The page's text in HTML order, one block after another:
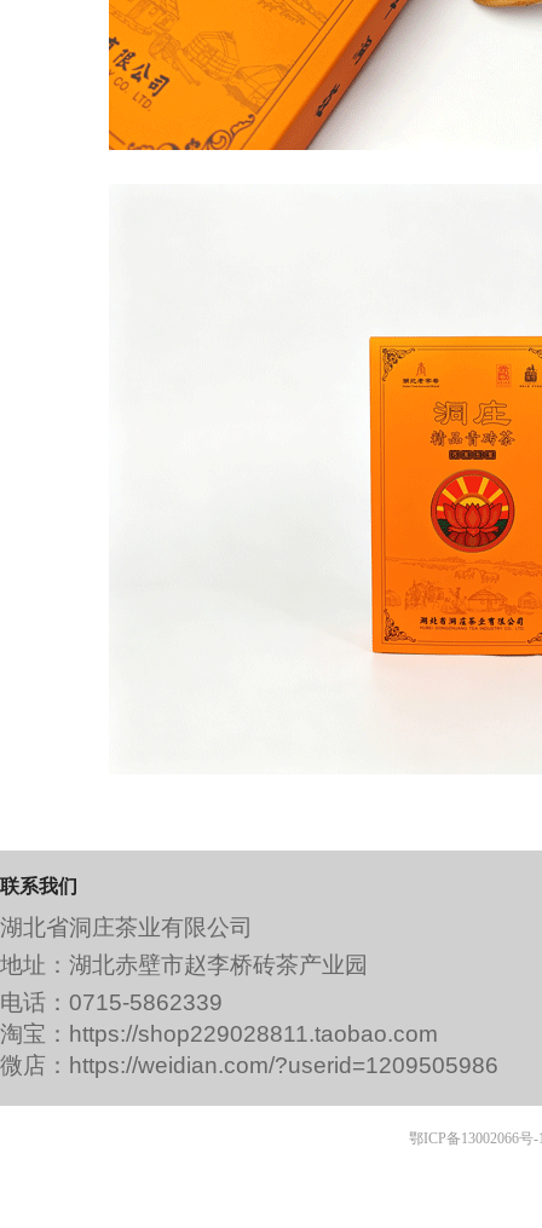
联系我们
湖北省洞庄茶业有限公司
地址：湖北赤壁市赵李桥砖茶产业园
电话：0715-5862339
淘宝：https://shop229028811.taobao.com
微店：https://weidian.com/?userid=1209505986
鄂ICP备13002066号-